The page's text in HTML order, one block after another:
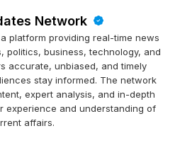
Network
platform providing real-time news
politics, business, technology, and
accurate, unbiased, and timely
stay informed. The network
expert analysis, and in-depth
experience and understanding of
affairs.